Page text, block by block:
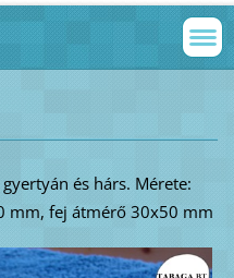
és hárs. Mérete:
mm, fej átmérő 30x50 mm